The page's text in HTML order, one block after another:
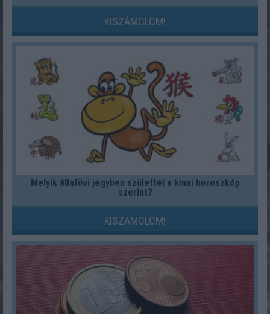
KISZÁMOLOM!
Melyik állatövi jegyben születtél a kínai horoszkóp
szerint?
KISZÁMOLOM!